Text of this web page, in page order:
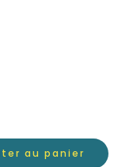
au panier